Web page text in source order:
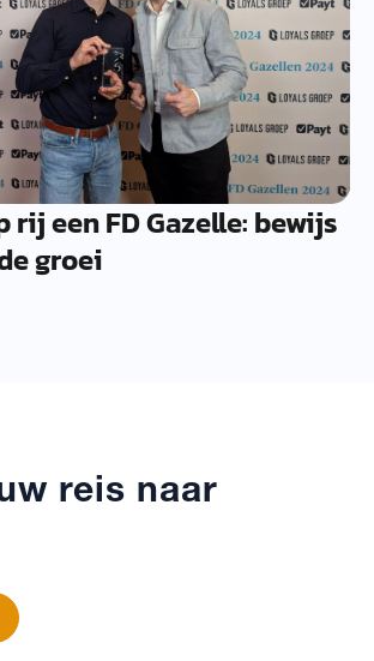
rij een FD Gazelle: bewijs
groei
reis naar